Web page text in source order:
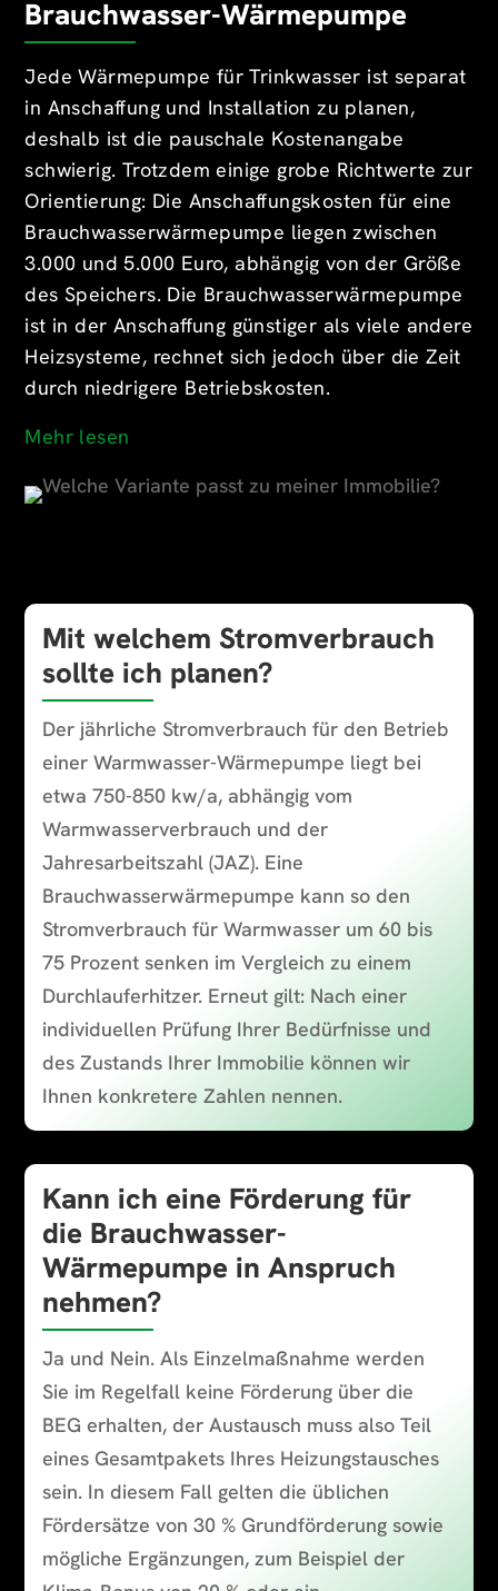
Brauchwasser-Wärmepumpe
Jede Wärmepumpe für Trinkwasser ist separat
in Anschaffung und Installation zu planen,
deshalb ist die pauschale Kostenangabe
schwierig. Trotzdem einige grobe Richtwerte zur
Orientierung: Die Anschaffungskosten für eine
Brauchwasserwärmepumpe liegen zwischen
3.000 und 5.000 Euro, abhängig von der Größe
des Speichers. Die Brauchwasserwärmepumpe
ist in der Anschaffung günstiger als viele andere
Heizsysteme, rechnet sich jedoch über die Zeit
durch niedrigere Betriebskosten.
Mehr lesen
Mit welchem Stromverbrauch
sollte ich planen?
Der jährliche Stromverbrauch für den Betrieb
einer Warmwasser-Wärmepumpe liegt bei
etwa 750-850 kw/a, abhängig vom
Warmwasserverbrauch und der
Jahresarbeitszahl (JAZ). Eine
Brauchwasserwärmepumpe kann so den
Stromverbrauch für Warmwasser um 60 bis
75 Prozent senken im Vergleich zu einem
Durchlauferhitzer. Erneut gilt: Nach einer
individuellen Prüfung Ihrer Bedürfnisse und
des Zustands Ihrer Immobilie können wir
Ihnen konkretere Zahlen nennen.
Kann ich eine Förderung für
die Brauchwasser-
Wärmepumpe in Anspruch
nehmen?
Ja und Nein. Als Einzelmaßnahme werden
Sie im Regelfall keine Förderung über die
BEG erhalten, der Austausch muss also Teil
eines Gesamtpakets Ihres Heizungstausches
sein. In diesem Fall gelten die üblichen
Fördersätze von 30 % Grundförderung sowie
mögliche Ergänzungen, zum Beispiel der